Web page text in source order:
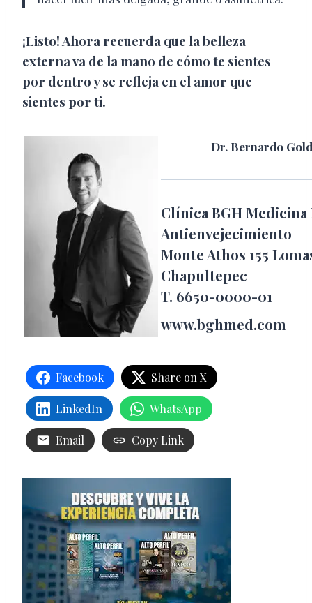
¡Listo! Ahora recuerda que la belleza
externa va de la mano de cómo te sientes
por dentro y se refleja en el amor que
sientes por ti.
Dr. Bernardo
Clínica BGH Medicina
Antienvejecimiento
Monte Athos 155
Chapultepec
T. 6650-0000-01
www.bghmed.com
Facebook Share on X
LinkedIn WhatsApp
Email Copy Link